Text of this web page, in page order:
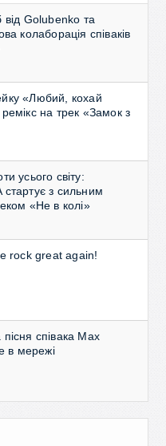
Golubenko та
колаборація співаків
«Любий, кохай
на трек «Замок з
усього світу:
стартує з сильним
«Не в колі»
rock great again!
співака Max
в мережі